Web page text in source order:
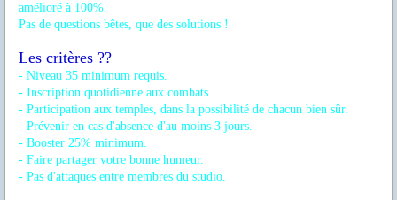
amélioré à 100%.
Pas de questions bêtes, que des solutions !
Les critères ??
- Niveau 35 minimum requis.
- Inscription quotidienne aux combats.
- Participation aux temples, dans la possibilité de chacun bien sûr.
- Prévenir en cas d'absence d'au moins 3 jours.
- Booster 25% minimum.
- Faire partager votre bonne humeur.
- Pas d'attaques entre membres du studio.